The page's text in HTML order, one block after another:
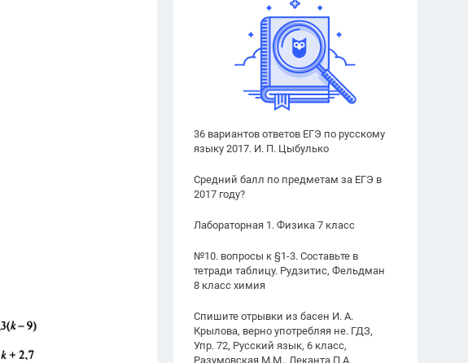
36 вариантов ответов ЕГЭ по русскому
языку 2017. И. П. Цыбулько
Средний балл по предметам за ЕГЭ в
2017 году?
Лабораторная 1. Физика 7 класс
№10. вопросы к §1-3. Составьте в
тетради таблицу. Рудзитис, Фельдман
8 класс химия
Спишите отрывки из басен И. А.
Крылова, верно употребляя не. ГДЗ,
Упр. 72, Русский язык, 6 класс,
Разумовская М.М., Леканта П.А.